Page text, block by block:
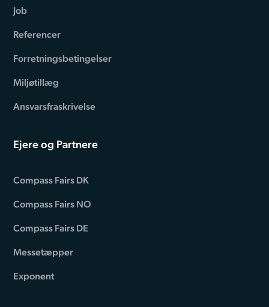
Job
Referencer
Forretningsbetingelser
Miljøtillæg
Ansvarsfraskrivelse
Ejere og Partnere
Compass Fairs DK
Compass Fairs NO
Compass Fairs DE
Messetæpper
Exponent